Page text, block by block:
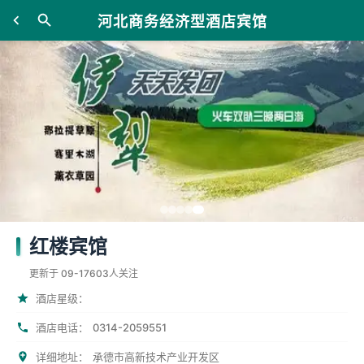
河北商务经济型酒店宾馆
红楼宾馆
更新于 09-17603人关注
酒店星级：
酒店电话： 0314-2059551
详细地址： 承德市高新技术产业开发区